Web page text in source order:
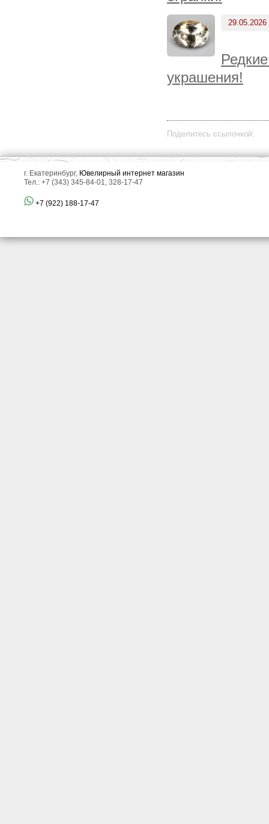
29.05.2026
украшения!
Поделитесь ссылочкой:
г. Екатеринбург, Ювелирный интернет магазин
Тел.: +7 (343) 345-84-01, 328-17-47
+7 (922) 188-17-47